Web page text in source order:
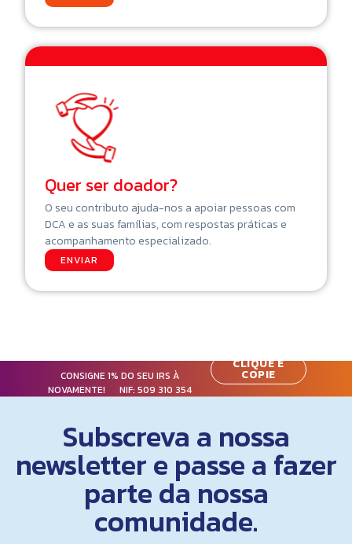
Quer ser doador?
O seu contributo ajuda-nos a apoiar pessoas com
DCA e as suas famílias, com respostas práticas e
acompanhamento especializado.
ENVIAR
CONSIGNE 1% DO SEU IRS À
NOVAMENTE! NIF:509 310 354
CLIQUE E
COPIE
Subscreva a nossa
newsletter e passe a fazer
parte da nossa
comunidade.